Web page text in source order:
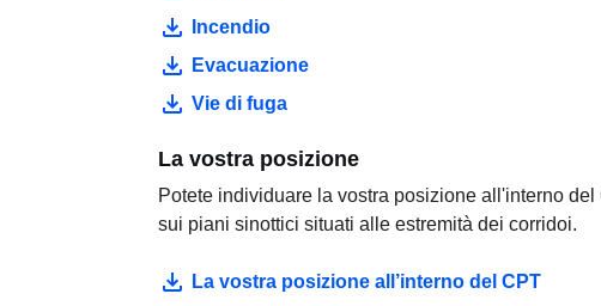
Incendio
Evacuazione
Vie di fuga
La vostra posizione
Potete individuare la vostra posizione all'interno
sui piani sinottici situati alle estremità dei corridoi.
La vostra posizione all’interno del CPT